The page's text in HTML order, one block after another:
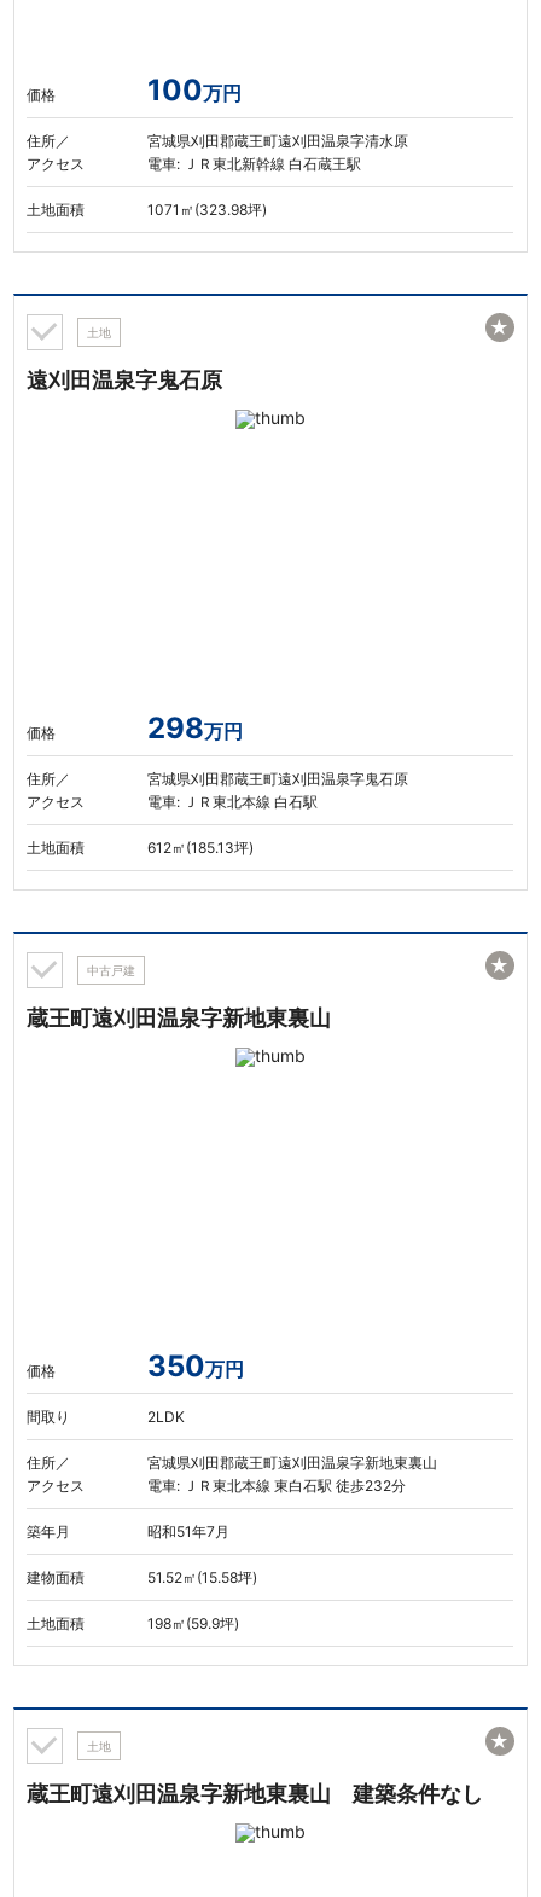
価格 100万円
住所／
アクセス
宮城県刈田郡蔵王町遠刈田温泉字清水原
電車: ＪＲ東北新幹線 白石蔵王駅
土地面積 1071㎡(323.98坪)
土地
遠刈田温泉字鬼石原
価格 298万円
住所／
アクセス
宮城県刈田郡蔵王町遠刈田温泉字鬼石原
電車: ＪＲ東北本線 白石駅
土地面積 612㎡(185.13坪)
★
中古戸建
蔵王町遠刈田温泉字新地東裏山
価格 350万円
間取り 2LDK
住所／
アクセス
宮城県刈田郡蔵王町遠刈田温泉字新地東裏山
電車: ＪＲ東北本線 東白石駅 徒歩232分
築年月 昭和51年7月
建物面積 51.52㎡(15.58坪)
土地面積 198㎡(59.9坪)
★
土地
蔵王町遠刈田温泉字新地東裏山 建築条件なし
★